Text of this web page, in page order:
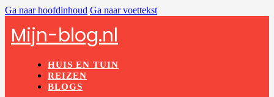
Ga naar hoofdinhoud Ga naar voettekst
Mijn-blog.nl
HUIS EN TUIN
REIZEN
BLOGS